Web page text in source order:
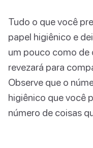
Tudo o que você
papel higiênico e
um pouco como de
revezará para
Observe que o
higiênico que você
número de coisas